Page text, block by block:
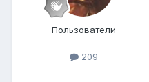
Пользователи
209